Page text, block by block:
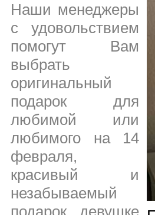
Наши менеджеры
с удовольствием
помогут Вам
выбрать
оригинальный
подарок для
любимой или
любимого на 14
февраля,
красивый и
незабываемый
подарок девушке